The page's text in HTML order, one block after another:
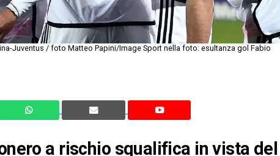
Juventus / foto Matteo Papini/Image Sport nella foto: esultanza gol Fabio
a rischio squalifica in vista del